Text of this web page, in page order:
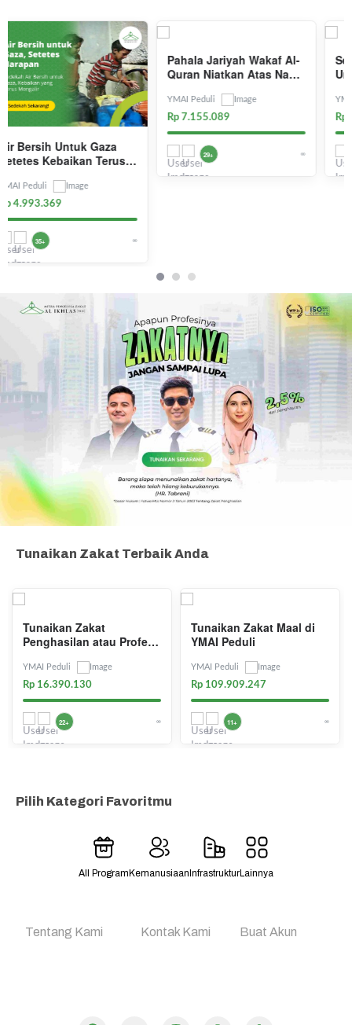
Sedekah Air Bersih Untuk
Umat Bersama YMAI
Peduli
YMAI Peduli
9+
Mulai Hari Baik, Dengan
Sedekah Subuh
YMAI Peduli
Rp 3.785.824
F
Tunaikan Zakat Terbaik Anda
Tunaikan Zakat
Penghasilan atau Profesi
YMAI Peduli
Rp 16.390.130
22+ ∞
Tunaikan Zakat Maal di
YMAI Peduli
YMAI Peduli
Rp 109.909.247
11+ ∞
Pilih Kategori Favoritmu
All ProgramKemanusiaanInfrastrukturLainnya
Tentang Kami Kontak Kami Buat Akun